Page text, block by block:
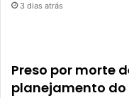
3 dias atrás
Preso por morte
planejamento do